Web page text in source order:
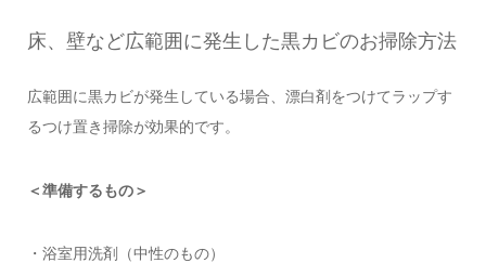
床、壁など広範囲に発生した黒カビのお掃除方法
広範囲に黒カビが発生している場合、漂白剤をつけてラップす
るつけ置き掃除が効果的です。
＜準備するもの＞
・浴室用洗剤（中性のもの）